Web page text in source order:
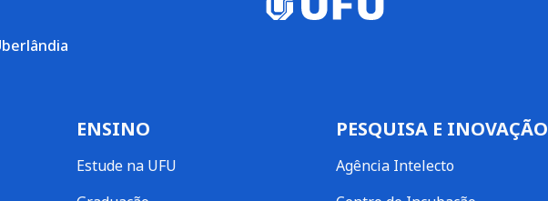
ENSINO
Estude na UFU
PESQUISA E INOVAÇÃO
Agência Intelecto